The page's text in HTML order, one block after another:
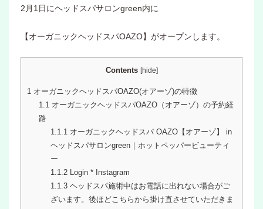
2月1日にヘッドスパサロンgreen内に
【オーガニックヘッドスパOAZO】がオープンします。
Contents [hide]
1 オーガニックヘッドスパOAZO(オアーゾ)の特徴
1.1オーガニックヘッドスパOAZO（オアーゾ）の予約経
路
1.1.1オーガニックヘッドスパ OAZO【オアーゾ】 in
ヘッドスパサロンgreen｜ホットペッパービューティ
ー
1.1.2Login * Instagram
1.1.3ヘッドスパ施術中はお電話に出れない場合がご
ざいます。後ほどこちらから掛け直させていただきま